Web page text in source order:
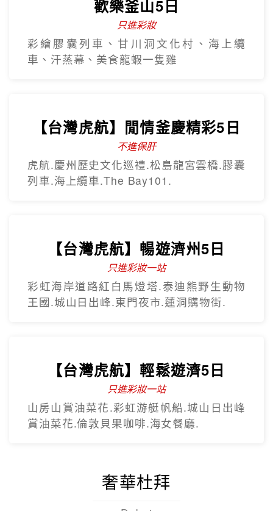
歡樂釜山5日
只進彩妝
彩繪膠囊列車、甘川洞文化村、海上纜
車、汗蒸幕、美食龍蝦一隻雞
【台灣虎航】閒情釜慶精彩5日
不進保肝
虎航.慶州歷史文化巡禮.松島龍宮雲橋.膠囊
列車.海上纜車.The Bay101.
【台灣虎航】暢遊濟州5日
只進彩妝一站
彩虹海岸道路紅白馬燈塔.泰迪熊野生動物
王國.城山日出峰.東門夜市.蓮洞購物街.
【台灣虎航】輕鬆遊濟5日
只進彩妝一站
山房山賞油菜花.彩虹游艇帆船.城山日出峰
賞油菜花.倫敦貝果咖啡.海女餐廳.
奢華杜拜